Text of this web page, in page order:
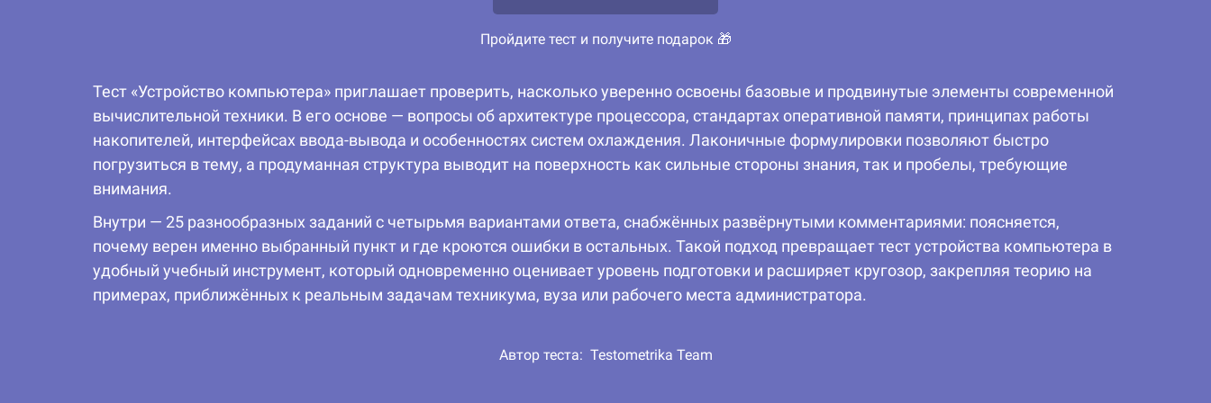
Пройдите тест и получите подарок 🎁
Тест «Устройство компьютера» приглашает проверить, насколько уверенно освоены базовые и продвинутые элементы современной
вычислительной техники. В его основе — вопросы об архитектуре процессора, стандартах оперативной памяти, принципах работы
накопителей, интерфейсах ввода-вывода и особенностях систем охлаждения. Лаконичные формулировки позволяют быстро
погрузиться в тему, а продуманная структура выводит на поверхность как сильные стороны знания, так и пробелы, требующие
внимания.
Внутри — 25 разнообразных заданий с четырьмя вариантами ответа, снабжённых развёрнутыми комментариями: поясняется,
почему верен именно выбранный пункт и где кроются ошибки в остальных. Такой подход превращает тест устройства компьютера в
удобный учебный инструмент, который одновременно оценивает уровень подготовки и расширяет кругозор, закрепляя теорию на
примерах, приближённых к реальным задачам техникума, вуза или рабочего места администратора.
Автор теста: Testometrika Team